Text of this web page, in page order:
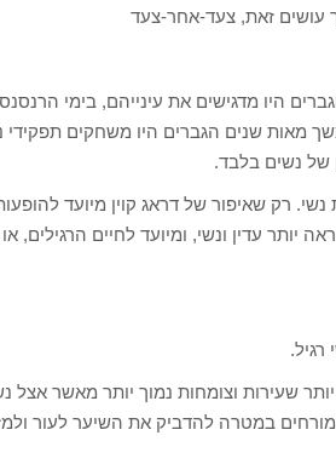
עושים זאת, צעד-אחר-צעד
היו מדגישים את עינייהם, בימי
שנים הגברים היו משחקים תפקידי
של נשים בלבד.
רק שאיפור של דראג קוין מיועד
יותר עדין ונשי, ומיועד לחיים הרגילים,
שעירות וצומחות נמוך יותר מאשר אצל
במטרה להדביק את השיער לעור